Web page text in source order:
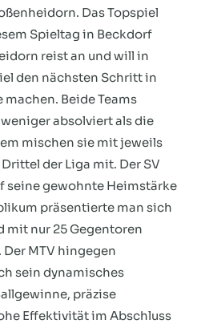
Das Topspiel
Spieltag in Beckdorf
reist an und will in
den nächsten Schritt in
Beide Teams
absolviert als die
mischen sie mit jeweils
der Liga mit. Der SV
seine gewohnte Heimstärke
präsentierte man sich
mit nur 25 Gegentoren
MTV hingegen
sein dynamisches
präzise
Effektivität im Abschluss